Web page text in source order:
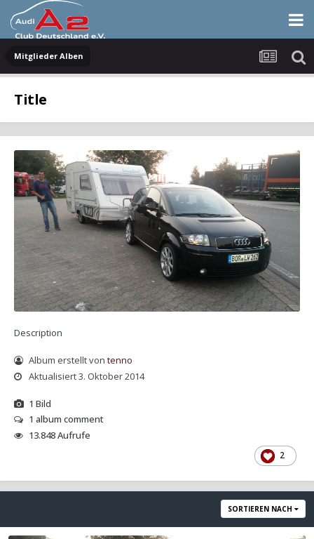
Mitglieder Alben
Title
Description
Album erstellt vontenno
Aktualisiert3. Oktober 2014
1 Bild
1 album comment
13.848 Aufrufe
2
SORTIEREN NACH